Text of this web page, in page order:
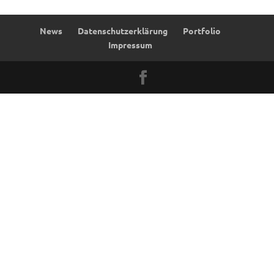
News Datenschutzerklärung
Portfolio
Impressum